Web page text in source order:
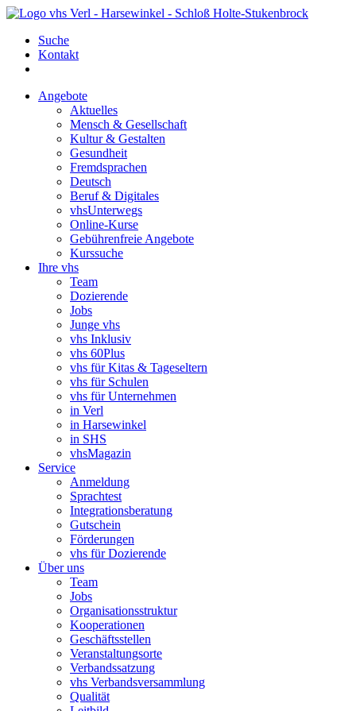
Suche
Kontakt
Angebote
Aktuelles
Mensch & Gesellschaft
Kultur & Gestalten
Gesundheit
Fremdsprachen
Deutsch
Beruf & Digitales
vhsUnterwegs
Online-Kurse
Gebührenfreie Angebote
Kurssuche
Ihre vhs
Team
Dozierende
Jobs
Junge vhs
vhs Inklusiv
vhs 60Plus
vhs für Kitas & Tageseltern
vhs für Schulen
vhs für Unternehmen
in Verl
in Harsewinkel
in SHS
vhsMagazin
Service
Anmeldung
Sprachtest
Integrationsberatung
Gutschein
Förderungen
vhs für Dozierende
Über uns
Team
Jobs
Organisationsstruktur
Kooperationen
Geschäftsstellen
Veranstaltungsorte
Verbandssatzung
vhs Verbandsversammlung
Qualität